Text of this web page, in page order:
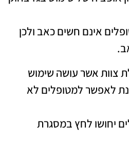
אינם חשים כאב ולכן
צוות אשר עושה שימוש
לאפשר למטופלים לא
יחושו לחץ במסגרת